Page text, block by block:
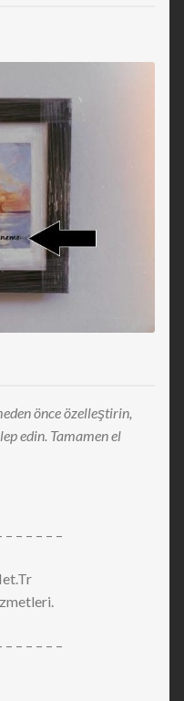
önce özelleştirin,
edin. Tamamen el
– – – – – –
– – – – – –